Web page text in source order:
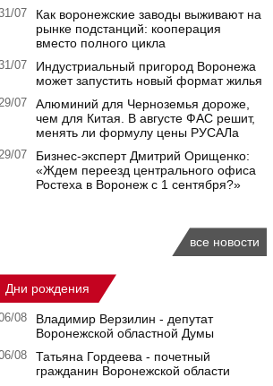
07
Как воронежские заводы выживают на
рынке подстанций: кооперация
вместо полного цикла
07
Индустриальный пригород Воронежа
может запустить новый формат жилья
07
Алюминий для Черноземья дороже,
чем для Китая. В августе ФАС решит,
менять ли формулу цены РУСАЛа
07
Бизнес-эксперт Дмитрий Орищенко:
«Ждем переезд центрального офиса
Ростеха в Воронеж с 1 сентября?»
все новости
Дни рождения
08
Владимир Верзилин - депутат
Воронежской областной Думы
08
Татьяна Гордеева - почетный
гражданин Воронежской области